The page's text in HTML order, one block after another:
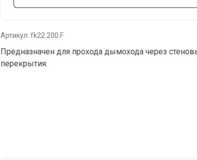
Артикул: fk22.200.F
Предназначен для прохода дымохода через
перекрытия.